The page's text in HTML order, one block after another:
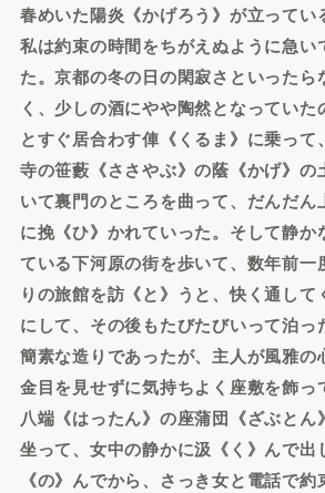
春めいた陽炎《かげろう》が立ってい
私は約束の時間をちがえぬように急い
た。京都の冬の日の閑寂さといったら
く、少しの酒にやや陶然となってい
とすぐ居合わす俥《くるま》に乗っ
寺の笹藪《ささやぶ》の蔭《かげ》の
いて裏門のところを曲って、だんだん
に挽《ひ》かれていった。そして静か
ている下河原の街を歩いて、数年前一
りの旅館を訪《と》うと、快く通し
にして、その後もたびたびいって泊っ
簡素な造りであったが、主人が風雅の
金目を見せずに気持ちよく座敷を飾っ
八端《はったん》の座蒲団《ざぶとん
坐って、女中の静かに汲《く》んで出
《の》んでから、さっき女と電話で